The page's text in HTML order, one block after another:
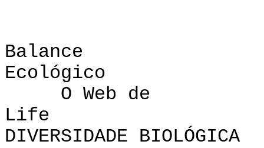
Ecológico
O Web de
DIVERSIDADE BIOLÓGICA